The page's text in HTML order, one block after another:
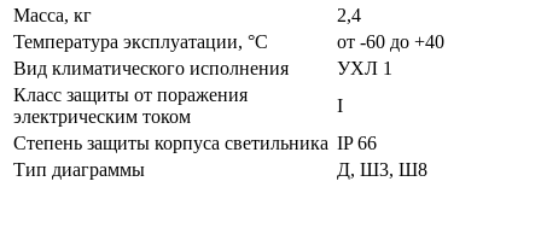
Масса, кг
2,4
Температура эксплуатации, °С
от -60 до +40
Вид климатического исполнения
УХЛ 1
Класс защиты от поражения
электрическим током
I
Степень защиты корпуса светильника IP 66
Тип диаграммы
Д, Ш3, Ш8